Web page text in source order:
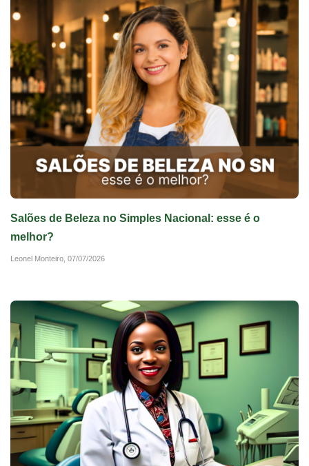
Salões de Beleza no Simples Nacional: esse é o
melhor?
Leonel Monteiro, 07/07/2026